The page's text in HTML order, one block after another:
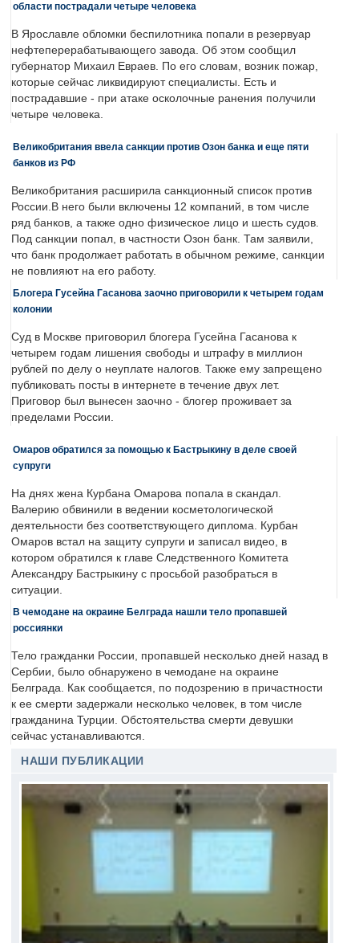
области пострадали четыре человека
В Ярославле обломки беспилотника попали в резервуар
нефтеперерабатывающего завода. Об этом сообщил
губернатор Михаил Евраев. По его словам, возник пожар,
которые сейчас ликвидируют специалисты. Есть и
пострадавшие - при атаке осколочные ранения получили
четыре человека.
Великобритания ввела санкции против Озон банка и еще пяти
банков из РФ
Великобритания расширила санкционный список против
России.В него были включены 12 компаний, в том числе
ряд банков, а также одно физическое лицо и шесть судов.
Под санкции попал, в частности Озон банк. Там заявили,
что банк продолжает работать в обычном режиме, санкции
не повлияют на его работу.
Блогера Гусейна Гасанова заочно приговорили к четырем годам
колонии
Суд в Москве приговорил блогера Гусейна Гасанова к
четырем годам лишения свободы и штрафу в миллион
рублей по делу о неуплате налогов. Также ему запрещено
публиковать посты в интернете в течение двух лет.
Приговор был вынесен заочно - блогер проживает за
пределами России.
Омаров обратился за помощью к Бастрыкину в деле своей
супруги
На днях жена Курбана Омарова попала в скандал.
Валерию обвинили в ведении косметологической
деятельности без соответствующего диплома. Курбан
Омаров встал на защиту супруги и записал видео, в
котором обратился к главе Следственного Комитета
Александру Бастрыкину с просьбой разобраться в
ситуации.
В чемодане на окраине Белграда нашли тело пропавшей
россиянки
Тело гражданки России, пропавшей несколько дней назад в
Сербии, было обнаружено в чемодане на окраине
Белграда. Как сообщается, по подозрению в причастности
к ее смерти задержали несколько человек, в том числе
гражданина Турции. Обстоятельства смерти девушки
сейчас устанавливаются.
НАШИ ПУБЛИКАЦИИ